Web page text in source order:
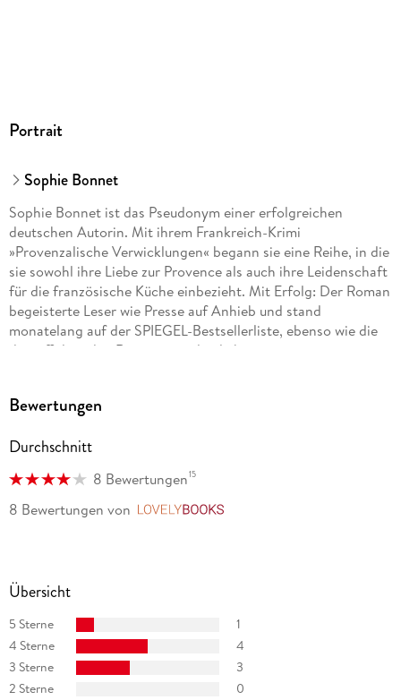
Portrait
Sophie Bonnet
Sophie Bonnet ist das Pseudonym einer erfolgreichen
deutschen Autorin. Mit ihrem Frankreich-Krimi
»Provenzalische Verwicklungen« begann sie eine Reihe, in die
sie sowohl ihre Liebe zur Provence als auch ihre Leidenschaft
für die französische Küche einbezieht. Mit Erfolg: Der Roman
begeisterte Leser wie Presse auf Anhieb und stand
monatelang auf der SPIEGEL-Bestsellerliste, ebenso wie die
darauffolgenden Romane um den liebenswerten
Bewertungen
Durchschnitt
8 Bewertungen15
8 Bewertungen von
Übersicht
5 Sterne
1
4 Sterne
4
3 Sterne
3
2 Sterne
0